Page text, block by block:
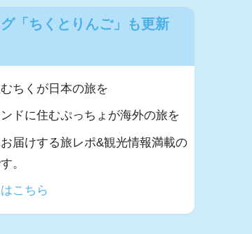
「ちくとりんご」も更新
ちくが日本の旅を
ドに住むぷっちょが海外の旅を
届けする旅レポ&観光情報満載の
。
こちら